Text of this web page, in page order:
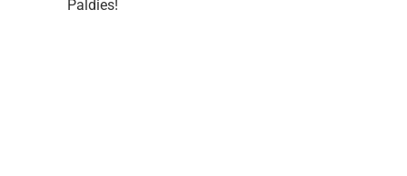
Paldies!